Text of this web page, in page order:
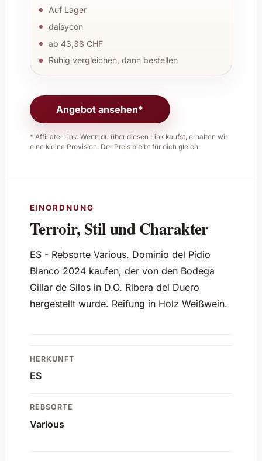
Auf Lager
daisycon
ab 43,38 CHF
Ruhig vergleichen, dann bestellen
Angebot ansehen*
* Affiliate-Link: Wenn du über diesen Link kaufst, erhalten wir
eine kleine Provision. Der Preis bleibt für dich gleich.
EINORDNUNG
Terroir, Stil und Charakter
ES - Rebsorte Various. Dominio del Pidio
Blanco 2024 kaufen, der von den Bodega
Cillar de Silos in D.O. Ribera del Duero
hergestellt wurde. Reifung in Holz Weißwein.
HERKUNFT
ES
REBSORTE
Various